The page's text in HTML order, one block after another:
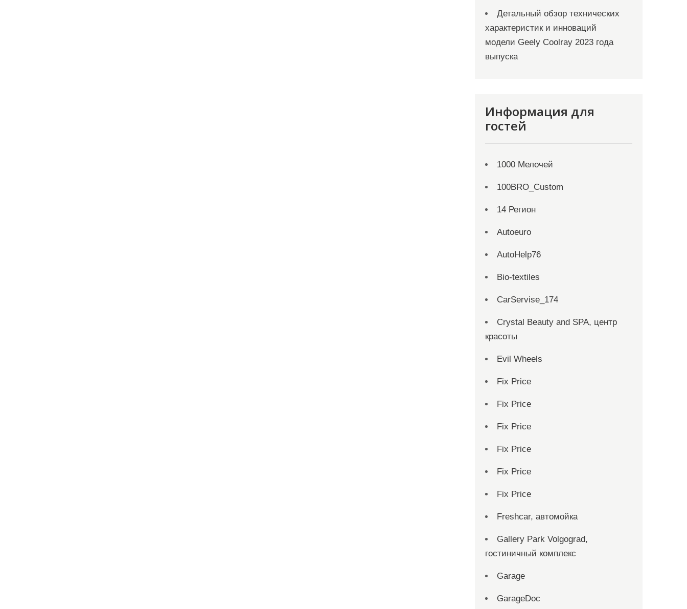
Детальный обзор технических
характеристик и инноваций
модели Geely Coolray 2023 года
выпуска
Информация для
гостей
1000 Мелочей
100BRO_Custom
14 Регион
Autoeuro
AutoHelp76
Bio-textiles
CarServise_174
Crystal Beauty and SPA, центр
красоты
Evil Wheels
Fix Price
Fix Price
Fix Price
Fix Price
Fix Price
Fix Price
Freshcar, автомойка
Gallery Park Volgograd,
гостиничный комплекс
Garage
GarageDoc